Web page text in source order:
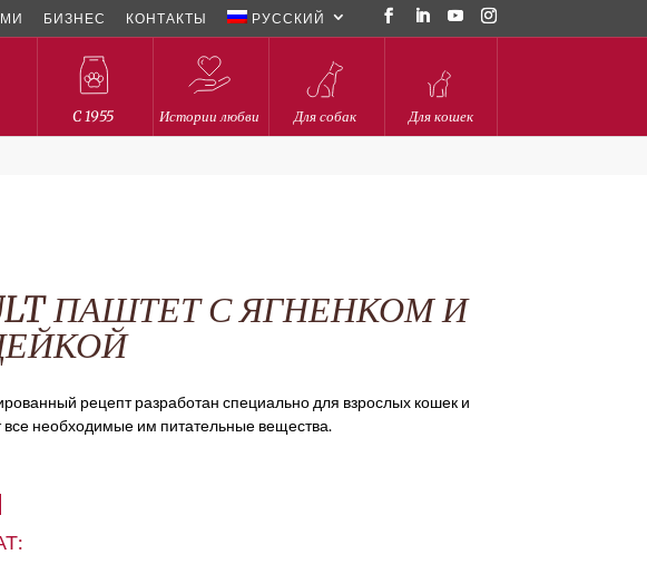
БИЗНЕС КОНТАКТЫ РУССКИЙ
C 1955 Истории любви Для собак Для кошек
ПАШТЕТ С ЯГНЕНКОМ И
рецепт разработан специально для взрослых кошек и
все необходимые им питательные вещества.